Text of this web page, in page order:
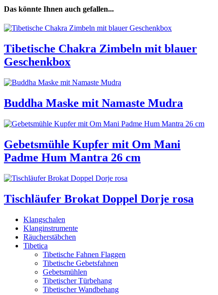
Das könnte Ihnen auch gefallen...
Tibetische Chakra Zimbeln mit blauer
Geschenkbox
Buddha Maske mit Namaste Mudra
Gebetsmühle Kupfer mit Om Mani
Padme Hum Mantra 26 cm
Tischläufer Brokat Doppel Dorje rosa
Klangschalen
Klanginstrumente
Räucherstäbchen
Tibetica
Tibetische Fahnen Flaggen
Tibetische Gebetsfahnen
Gebetsmühlen
Tibetischer Türbehang
Tibetischer Wandbehang